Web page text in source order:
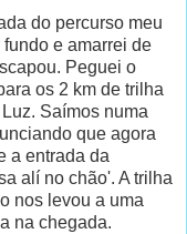
do percurso meu
e amarrei de
Peguei o
os 2 km de trilha
Saímos numa
que agora
a entrada da
alí no chão'. A trilha
nos levou a uma
na chegada.